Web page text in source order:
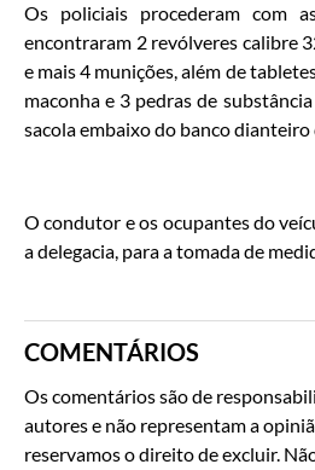
Os policiais procederam com
encontraram 2 revólveres calibre
e mais 4 munições, além de
maconha e 3 pedras de
sacola embaixo do banco dianteiro
O condutor e os ocupantes do
a delegacia, para a tomada de
COMENTÁRIOS
Os comentários são de
autores e não representam a
reservamos o direito de excluir.